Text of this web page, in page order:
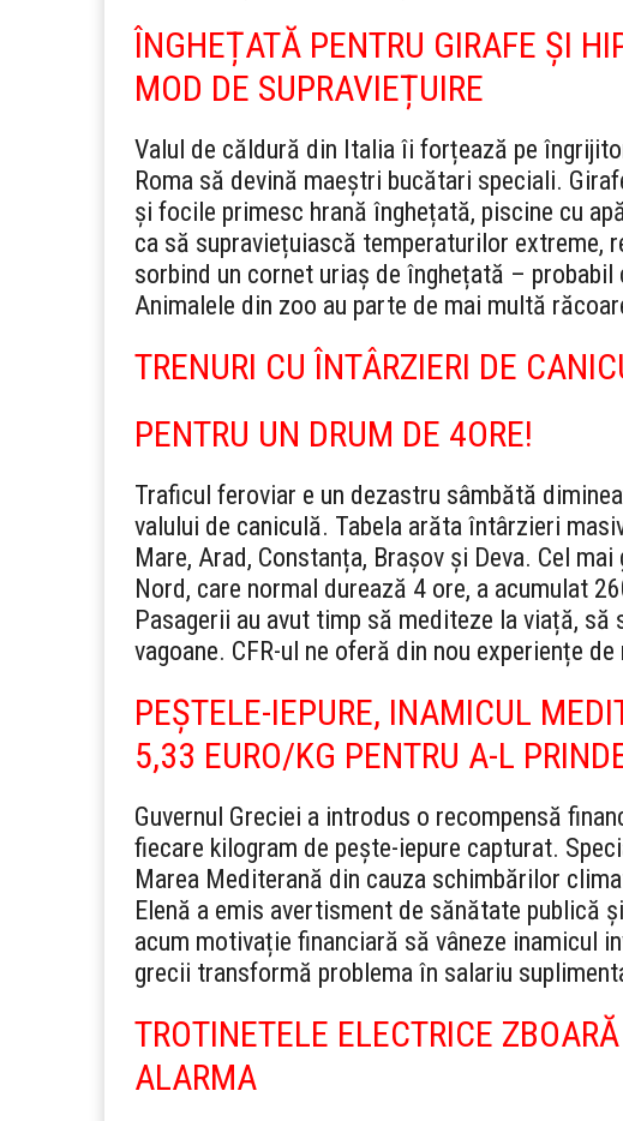
ÎNGHEȚATĂ PENTRU GIRAFE ȘI
MOD DE SUPRAVIEȚUIRE
Valul de căldură din Italia îi forțează pe
Roma să devină maeștri bucătari speciali.
și focile primesc hrană înghețată, piscine cu
ca să supraviețuiască temperaturilor extreme,
sorbind un cornet uriaș de înghețată –
Animalele din zoo au parte de mai multă
TRENURI CU ÎNTÂRZIERI DE
PENTRU UN DRUM DE 4ORE!
Traficul feroviar e un dezastru sâmbătă
valului de caniculă. Tabela arăta întârzieri
Mare, Arad, Constanța, Brașov și Deva. Cel
Nord, care normal durează 4 ore, a acumulat
Pasagerii au avut timp să mediteze la viață,
vagoane. CFR-ul ne oferă din nou experiențe de
PEȘTELE-IEPURE, INAMICUL
5,33 EURO/KG PENTRU A-L
Guvernul Greciei a introdus o recompensă
fiecare kilogram de pește-iepure capturat.
Marea Mediterană din cauza schimbărilor
Elenă a emis avertisment de sănătate publică
acum motivație financiară să vâneze inamicul
grecii transformă problema în salariu
TROTINETELE ELECTRICE
ALARMA